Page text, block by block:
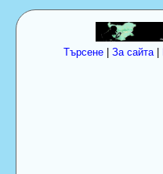
Търсене| За сайта|